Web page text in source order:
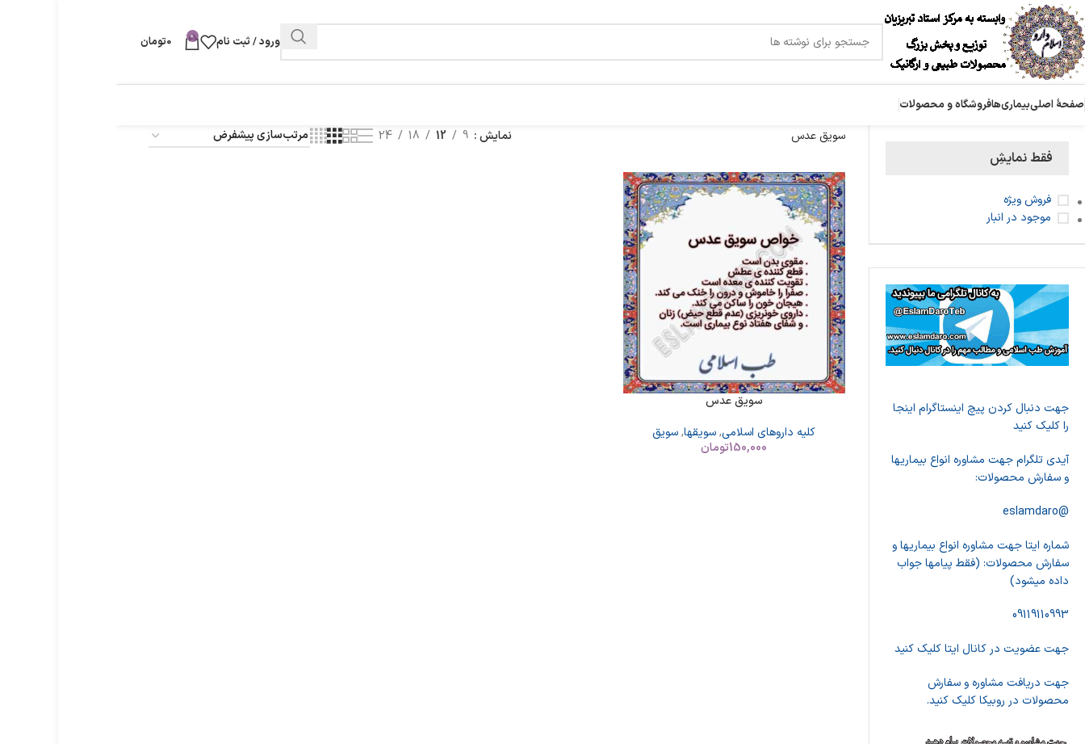
ورود / ثبت نام 0
0تومان
صفحۀ اصلیبیماری‌هافروشگاه و محصولات
فقط نمایشِ
فروش ویژه
موجود در انبار
جهت دنبال کردن پیچ اینستاگرام اینجا
را کلیک کنید
آیدی تلگرام جهت مشاوره انواع بیماریها
و سفارش محصولات:
@eslamdaro
شماره ایتا جهت مشاوره انواع بیماریها و
سفارش محصولات: (فقط پیامها جواب
داده میشود)
09119110993
جهت عضویت در کانال ایتا کلیک کنید
جهت دریافت مشاوره و سفارش
محصولات در روبیکا کلیک کنید.
سویق عدس نمایش 9
12
18
24
سویق عدس
کلیه داروهای اسلامی,سویقها,سویق
150,000تومان